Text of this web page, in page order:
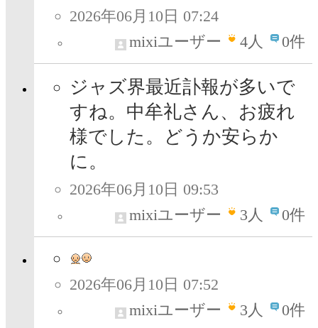
2026年06月10日 07:24
mixiユーザー
4人 0件
ジャズ界最近訃報が多いで
すね。中牟礼さん、お疲れ
様でした。どうか安らか
に。
2026年06月10日 09:53
mixiユーザー
3人 0件
2026年06月10日 07:52
mixiユーザー
3人 0件